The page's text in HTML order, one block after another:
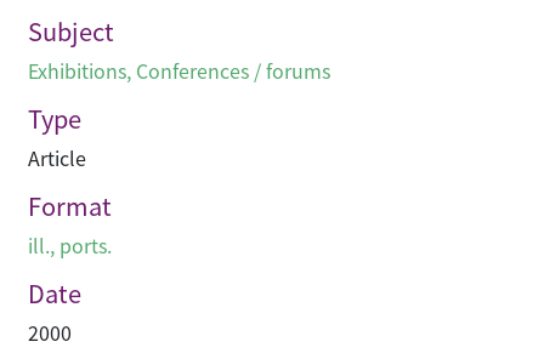
Subject
Exhibitions, Conferences / forums
Type
Article
Format
ill., ports.
Date
2000